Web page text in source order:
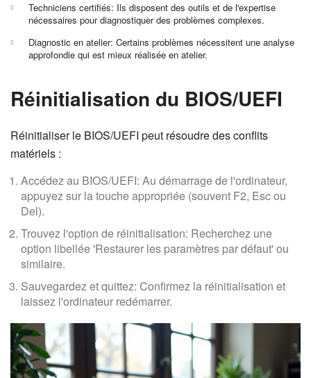
Techniciens certifiés: Ils disposent des outils et de l'expertise
nécessaires pour diagnostiquer des problèmes complexes.
Diagnostic en atelier: Certains problèmes nécessitent une analyse
approfondie qui est mieux réalisée en atelier.
Réinitialisation du BIOS/UEFI
Réinitialiser le BIOS/UEFI peut résoudre des conflits
matériels :
Accédez au BIOS/UEFI: Au démarrage de l'ordinateur,
appuyez sur la touche appropriée (souvent F2, Esc ou
Del).
Trouvez l'option de réinitialisation: Recherchez une
option libellée 'Restaurer les paramètres par défaut' ou
similaire.
Sauvegardez et quittez: Confirmez la réinitialisation et
laissez l'ordinateur redémarrer.